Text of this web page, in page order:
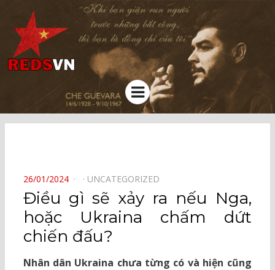
Kênh chia sẻ tri thức cộng đồng
Menu
POSTED
ON
26/01/2024 UNCATEGORIZED
Điều gì sẽ xảy ra nếu Nga,
hoặc Ukraina chấm dứt
chiến đấu?
Nhân dân Ukraina chưa từng có và hiện cũng